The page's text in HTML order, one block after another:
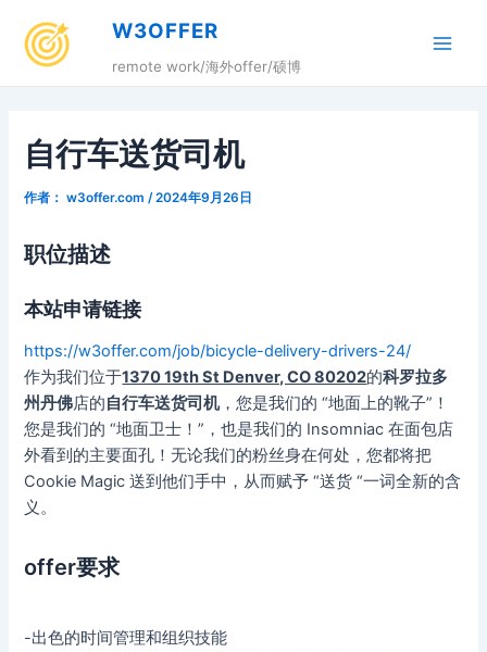
W3OFFER
remote work/海外offer/硕博
自行车送货司机
作者： w3offer.com /2024年9月26日
职位描述
本站申请链接
https://w3offer.com/job/bicycle-delivery-drivers-24/
作为我们位于1370 19th St Denver, CO 80202的科罗拉多
州丹佛店的自行车送货司机，您是我们的 “地面上的靴子”！
您是我们的 “地面卫士！”，也是我们的 Insomniac 在面包店
外看到的主要面孔！无论我们的粉丝身在何处，您都将把
Cookie Magic 送到他们手中，从而赋予 “送货 “一词全新的含
义。
offer要求
-出色的时间管理和组织技能